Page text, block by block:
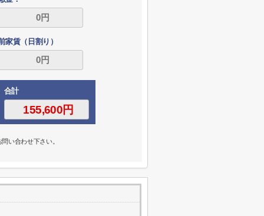
家賃（日割り）
合計
い合わせ下さい。